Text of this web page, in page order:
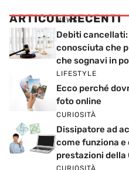
ARTICOLI RECENTI
NEWS
Debiti
conosciuta che
che sognavi in
LIFESTYLE
Ecco perché
foto online
CURIOSITÀ
Dissipatore ad
come funziona e
prestazioni della
CURIOSITÀ